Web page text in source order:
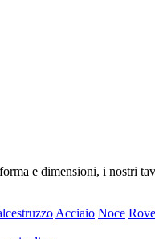
e dimensioni, i nostri
Acciaio Noce